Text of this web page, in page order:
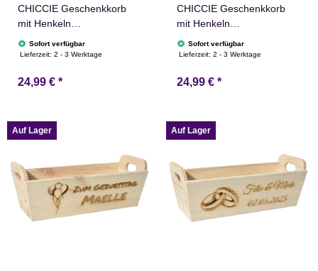
CHICCIE Geschenkkorb
mit Henkeln
Personalisierbar
Wunschtext mit Fisch
Holz Geschenkidee
Sofort verfügbar
Lieferzeit:2 - 3 Werktage
24,99 € *
CHICCIE Geschenkkorb
mit Henkeln
Personalisierbar
Wunschtext mit Herz
Holz Geschenkidee
Personalisierung
Sofort verfügbar
Lieferzeit:2 - 3 Werktage
24,99 € *
Auf Lager Auf Lager